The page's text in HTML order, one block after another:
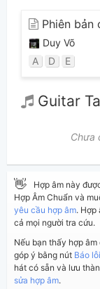
Phiên bản
Duy Võ
A D E
Guitar
Chưa
👋 Hợp âm này
Hợp Âm Chuẩn và
yêu cầu hợp âm. Hợp
cả mọi người tra cứu.
Nếu bạn thấy hợp
góp ý bằng nút Báo lỗi
hát có sẵn và lưu
sửa hợp âm.